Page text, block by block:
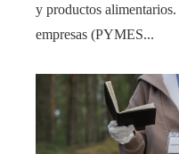
y productos
empresas (PYMES...